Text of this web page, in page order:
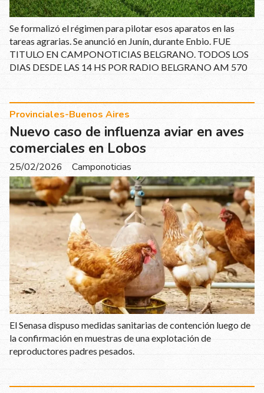
Se formalizó el régimen para pilotar esos aparatos en las
tareas agrarias. Se anunció en Junín, durante Enbio. FUE
TITULO EN CAMPONOTICIAS BELGRANO. TODOS LOS
DIAS DESDE LAS 14 HS POR RADIO BELGRANO AM 570
Nuevo caso de influenza aviar en aves
comerciales en Lobos
Camponoticias
Provinciales-Buenos Aires
25/02/2026
El Senasa dispuso medidas sanitarias de contención luego de
la confirmación en muestras de una explotación de
reproductores padres pesados.